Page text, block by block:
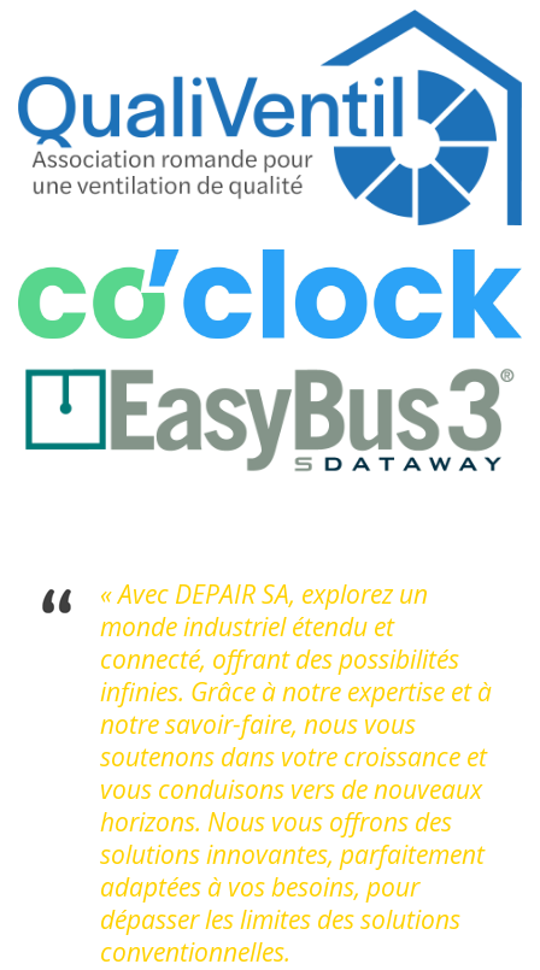
« Avec DEPAIR SA, explorez un
monde industriel étendu et
connecté, offrant des possibilités
infinies. Grâce à notre expertise et à
notre savoir-faire, nous vous
soutenons dans votre croissance et
vous conduisons vers de nouveaux
horizons. Nous vous offrons des
solutions innovantes, parfaitement
adaptées à vos besoins, pour
dépasser les limites des solutions
conventionnelles.